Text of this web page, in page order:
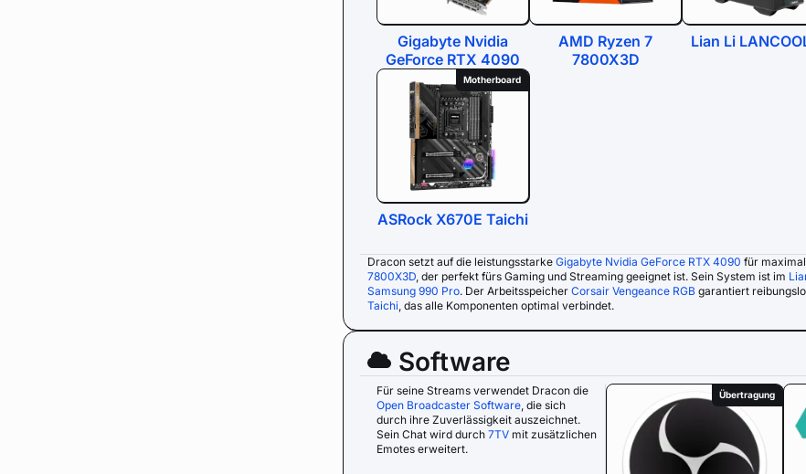
Gigabyte Nvidia
GeForce RTX 4090
AMD Ryzen 7
7800X3D
Lian Li
Motherboard
ASRock X670E Taichi
Dracon setzt auf die leistungsstarke Gigabyte Nvidia GeForce RTX 4090 für
7800X3D, der perfekt fürs Gaming und Streaming geeignet ist. Sein System ist im
Samsung 990 Pro. Der Arbeitsspeicher Corsair Vengeance RGB garantiert
Taichi, das alle Komponenten optimal verbindet.
Software
Für seine Streams verwendet Dracon die
Open Broadcaster Software, die sich
durch ihre Zuverlässigkeit auszeichnet.
Sein Chat wird durch 7TV mit zusätzlichen
Emotes erweitert.
Übertragung